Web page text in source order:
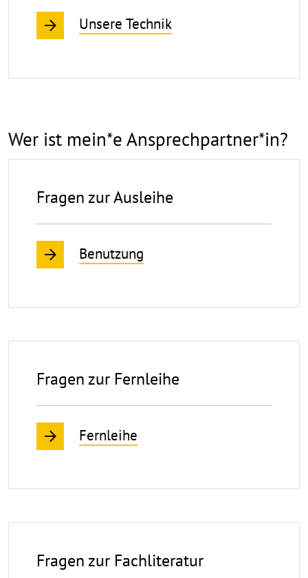
Unsere Technik
Wer ist mein*e Ansprechpartner*in?
Fragen zur Ausleihe
Benutzung
Fragen zur Fernleihe
Fernleihe
Fragen zur Fachliteratur